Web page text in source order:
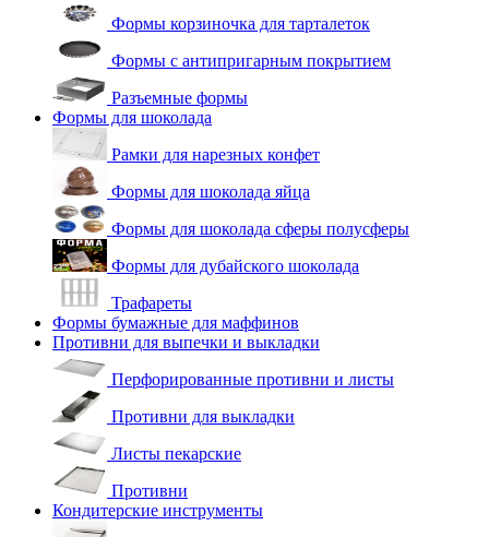
Формы корзиночка для тарталеток
Формы с антипригарным покрытием
Разъемные формы
Формы для шоколада
Рамки для нарезных конфет
Формы для шоколада яйца
Формы для шоколада сферы полусферы
Формы для дубайского шоколада
Трафареты
Формы бумажные для маффинов
Противни для выпечки и выкладки
Перфорированные противни и листы
Противни для выкладки
Листы пекарские
Противни
Кондитерские инструменты